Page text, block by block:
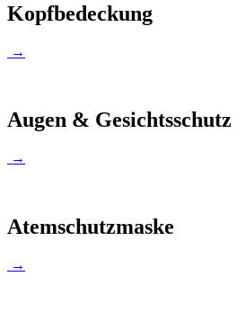
Kopfbedeckung
→
Augen & Gesichtsschutz
→
Atemschutzmaske
→